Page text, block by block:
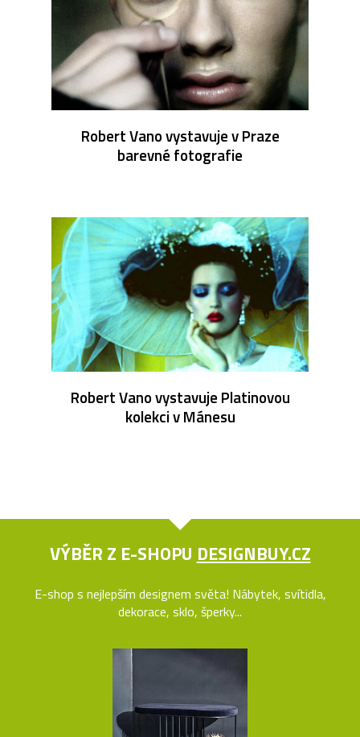
Robert Vano vystavuje v Praze
barevné fotografie
Robert Vano vystavuje Platinovou
kolekci v Mánesu
VÝBĚR Z E-SHOPU DESIGNBUY.CZ
E-shop s nejlepším designem světa! Nábytek, svítidla,
dekorace, sklo, šperky...